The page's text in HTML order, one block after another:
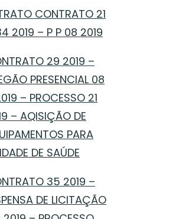
CONTRATO 21
2019 – P P 08 2019
29 2019 –
PRESENCIAL 08
– PROCESSO 21
– AQISIÇÃO DE
PARA
DE SAÚDE
35 2019 –
DE LICITAÇÃO